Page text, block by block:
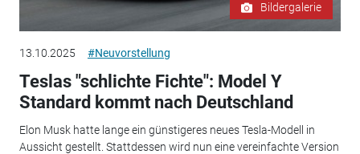
Bildergalerie
13.10.2025 #Neuvorstellung
Teslas "schlichte Fichte": Model Y
Standard kommt nach Deutschland
Elon Musk hatte lange ein günstigeres neues Tesla-Modell in
Aussicht gestellt. Stattdessen wird nun eine vereinfachte Version